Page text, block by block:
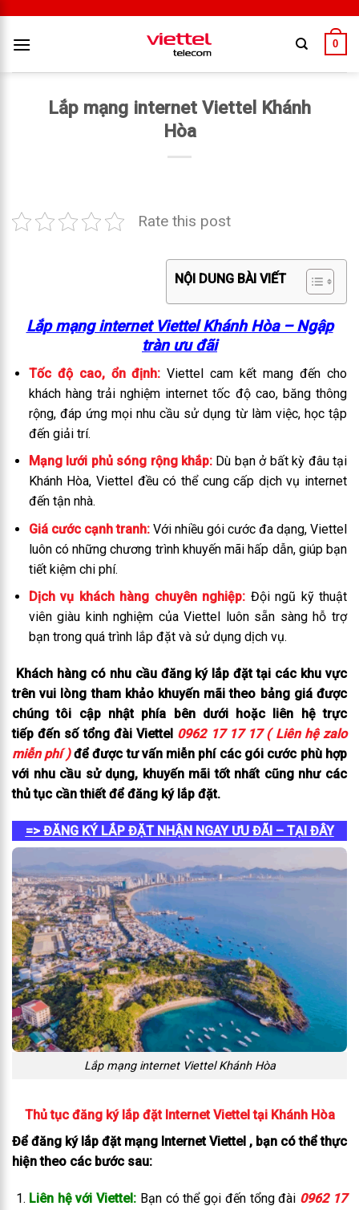
0
Lắp mạng internet Viettel Khánh
Hòa
Rate this post
NỘI DUNG BÀI VIẾT
Lắp mạng internet Viettel Khánh Hòa – Ngập
tràn ưu đãi
Tốc độ cao, ổn định: Viettel cam kết mang đến cho
khách hàng trải nghiệm internet tốc độ cao, băng thông
rộng, đáp ứng mọi nhu cầu sử dụng từ làm việc, học tập
đến giải trí.
Mạng lưới phủ sóng rộng khắp:Dù bạn ở bất kỳ đâu tại
Khánh Hòa, Viettel đều có thể cung cấp dịch vụ internet
đến tận nhà.
Giá cước cạnh tranh: Với nhiều gói cước đa dạng, Viettel
luôn có những chương trình khuyến mãi hấp dẫn, giúp bạn
tiết kiệm chi phí.
Dịch vụ khách hàng chuyên nghiệp: Đội ngũ kỹ thuật
viên giàu kinh nghiệm của Viettel luôn sẵn sàng hỗ trợ
bạn trong quá trình lắp đặt và sử dụng dịch vụ.
Khách hàng có nhu cầu đăng ký lắp đặt tại các khu vực
trên vui lòng tham khảo khuyến mãi theo bảng giá được
chúng tôi cập nhật phía bên dưới hoặc liên hệ trực
tiếp đến số tổng đài Viettel 0962 17 17 17 ( Liên hệ zalo
miễn phí )để được tư vấn miễn phí các gói cước phù hợp
với nhu cầu sử dụng, khuyến mãi tốt nhất cũng như các
thủ tục cần thiết để đăng ký lắp đặt.
=> ĐĂNG KÝ LẮP ĐẶT NHẬN NGAY ƯU ĐÃI – TẠI ĐÂY
Lắp mạng internet Viettel Khánh Hòa
Thủ tục đăng ký lắp đặt Internet Viettel tại Khánh Hòa
Để đăng ký lắp đặt mạng Internet Viettel , bạn có thể thực
hiện theo các bước sau:
Liên hệ với Viettel: Bạn có thể gọi đến tổng đài 0962 17